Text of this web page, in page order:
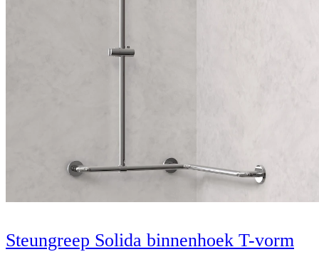
Steungreep Solida binnenhoek T-vorm